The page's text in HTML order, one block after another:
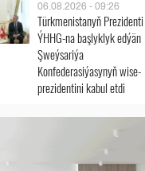
06.08.2026 - 09:26
Türkmenistanyň Prezidenti
ÝHHG-na başlyklyk edýän
Şweýsariýa
Konfederasiýasynyň wise-
prezidentini kabul etdi